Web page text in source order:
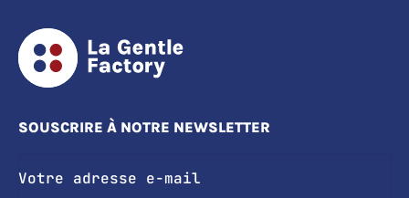
SOUSCRIRE À NOTRE NEWSLETTER